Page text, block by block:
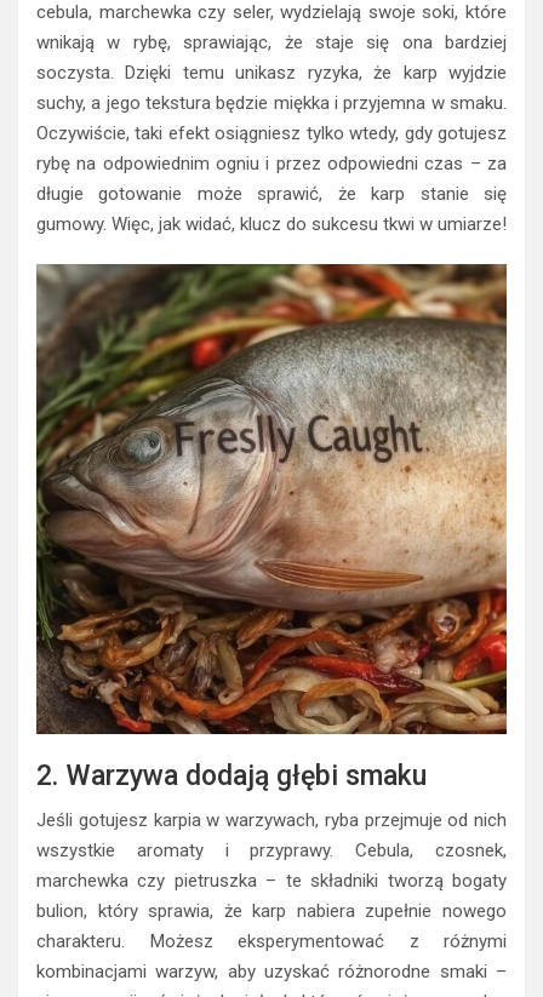
cebula, marchewka czy seler, wydzielają swoje soki, które
wnikają w rybę, sprawiając, że staje się ona bardziej
soczysta. Dzięki temu unikasz ryzyka, że karp wyjdzie
suchy, a jego tekstura będzie miękka i przyjemna w smaku.
Oczywiście, taki efekt osiągniesz tylko wtedy, gdy gotujesz
rybę na odpowiednim ogniu i przez odpowiedni czas – za
długie gotowanie może sprawić, że karp stanie się
gumowy. Więc, jak widać, klucz do sukcesu tkwi w umiarze!
2. Warzywa dodają głębi smaku
Jeśli gotujesz karpia w warzywach, ryba przejmuje od nich
wszystkie aromaty i przyprawy. Cebula, czosnek,
marchewka czy pietruszka – te składniki tworzą bogaty
bulion, który sprawia, że karp nabiera zupełnie nowego
charakteru. Możesz eksperymentować z różnymi
kombinacjami warzyw, aby uzyskać różnorodne smaki –